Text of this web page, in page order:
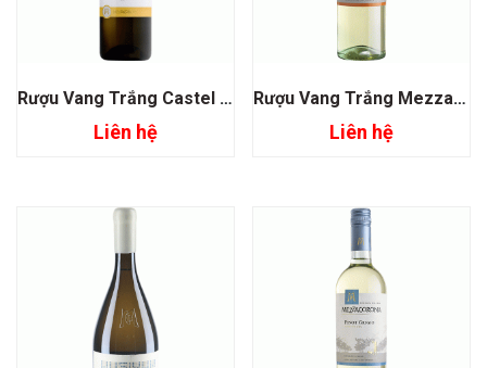
Rượu Vang Trắng Castel Firmian Chardonnay
Liên hệ
Rượu Vang Trắng Mezzacorona Moscato Giallo
Liên hệ